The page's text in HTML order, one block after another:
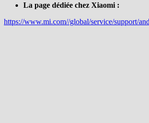
La page dédiée chez Xiaomi :
https://www.mi.com//global/service/support/